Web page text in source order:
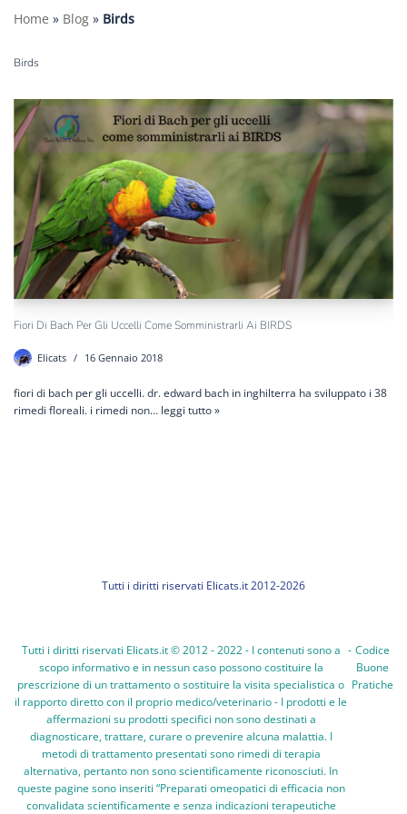
Home » Blog » Birds
Birds
Fiori Di Bach Per Gli Uccelli Come Somministrarli Ai BIRDS
Elicats 16 Gennaio 2018
fiori di bach per gli uccelli. dr. edward bach in inghilterra ha sviluppato i 38
rimedi floreali. i rimedi non… leggi tutto »
Tutti i diritti riservati Elicats.it 2012-2026
Tutti i diritti riservati Elicats.it © 2012 - 2022 - I contenuti sono a
scopo informativo e in nessun caso possono costituire la
prescrizione di un trattamento o sostituire la visita specialistica o
il rapporto diretto con il proprio medico/veterinario - I prodotti e le
affermazioni su prodotti specifici non sono destinati a
diagnosticare, trattare, curare o prevenire alcuna malattia. I
metodi di trattamento presentati sono rimedi di terapia
alternativa, pertanto non sono scientificamente riconosciuti. In
queste pagine sono inseriti “Preparati omeopatici di efficacia non
convalidata scientificamente e senza indicazioni terapeutiche
- Codice
Buone
Pratiche